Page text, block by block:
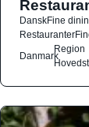
DanskFine
Restauranter
Danmark
Region